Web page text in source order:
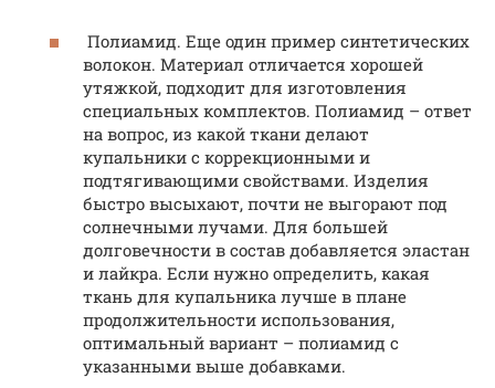
Полиамид. Еще один пример синтетических
волокон. Материал отличается хорошей
утяжкой, подходит для изготовления
специальных комплектов. Полиамид – ответ
на вопрос, из какой ткани делают
купальники с коррекционными и
подтягивающими свойствами. Изделия
быстро высыхают, почти не выгорают под
солнечными лучами. Для большей
долговечности в состав добавляется эластан
и лайкра. Если нужно определить, какая
ткань для купальника лучше в плане
продолжительности использования,
оптимальный вариант – полиамид с
указанными выше добавками.